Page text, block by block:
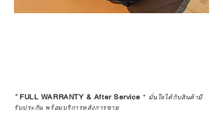
*FULL WARRANTY & After Service * มั่นใจได้กับสินค้ามี
รับประกัน พร้อมบริการหลังการขาย